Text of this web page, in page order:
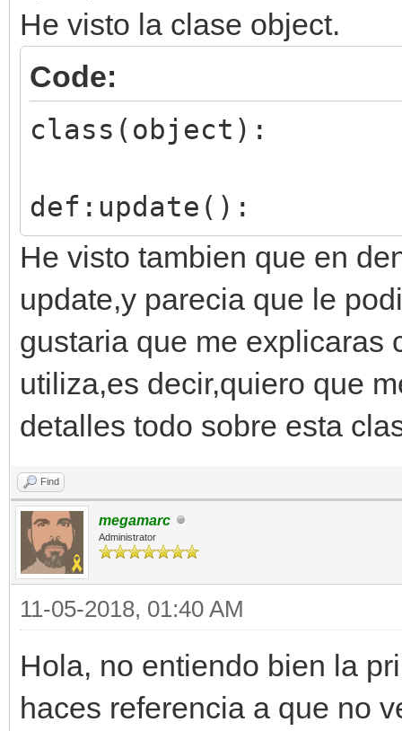
He visto la clase object.
Code:
class(object):
def:update():
He visto tambien que en
update,y parecia que le
gustaria que me explicaras
utiliza,es decir,quiero que
detalles todo sobre esta
Find
megamarc
Administrator
11-05-2018, 01:40 AM
Hola, no entiendo bien la
haces referencia a que no